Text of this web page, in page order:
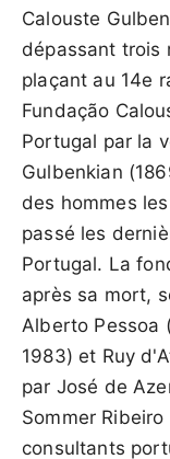
Calouste
dépassant trois
plaçant au 14e
Fundação
Portugal par la
Gulbenkian
des hommes
passé les
Portugal. La
après sa mort,
Alberto Pessoa
1983) et Ruy
par José de
Sommer
consultants